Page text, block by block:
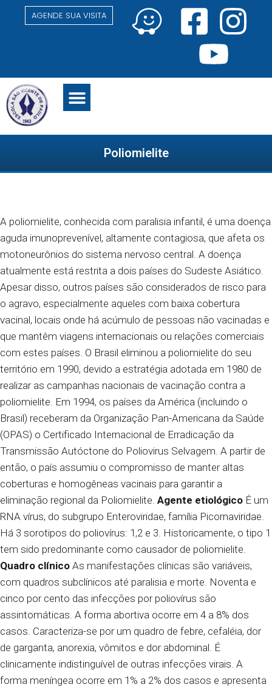
AGENDE SUA VISITA
Poliomielite
A poliomielite, conhecida com paralisia infantil, é uma doença
aguda imunoprevenível, altamente contagiosa, que afeta os
motoneurônios do sistema nervoso central. A doença
atualmente está restrita a dois países do Sudeste Asiático.
Apesar disso, outros países são considerados de risco para
o agravo, especialmente aqueles com baixa cobertura
vacinal, locais onde há acúmulo de pessoas não vacinadas e
que mantêm viagens internacionais ou relações comerciais
com estes países. O Brasil eliminou a poliomielite do seu
território em 1990, devido a estratégia adotada em 1980 de
realizar as campanhas nacionais de vacinação contra a
poliomielite. Em 1994, os países da América (incluindo o
Brasil) receberam da Organização Pan-Americana da Saúde
(OPAS) o Certificado Internacional de Erradicação da
Transmissão Autóctone do Poliovirus Selvagem. A partir de
então, o país assumiu o compromisso de manter altas
coberturas e homogêneas vacinais para garantir a
eliminação regional da Poliomielite. Agente etiológico É um
RNA vírus, do subgrupo Enteroviridae, família Picornaviridae.
Há 3 sorotipos do poliovírus: 1,2 e 3. Historicamente, o tipo 1
tem sido predominante como causador de poliomielite.
Quadro clínico As manifestações clínicas são variáveis,
com quadros subclínicos até paralisia e morte. Noventa e
cinco por cento das infecções por poliovírus são
assintomáticas. A forma abortiva ocorre em 4 a 8% dos
casos. Caracteriza-se por um quadro de febre, cefaléia, dor
de garganta, anorexia, vômitos e dor abdominal. É
clinicamente indistinguível de outras infecções virais. A
forma meníngea ocorre em 1% a 2% dos casos e apresenta